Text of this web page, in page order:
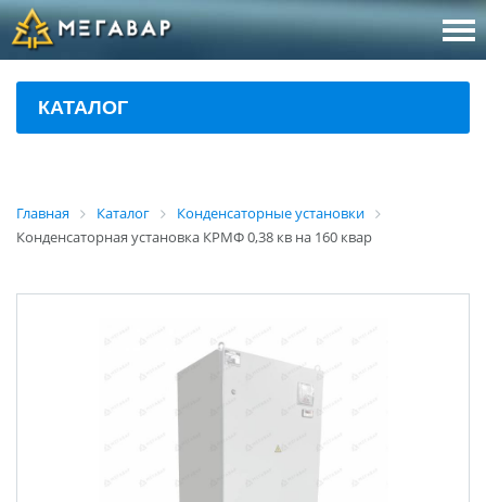
8
КАТАЛОГ
Главная Каталог
Конденсаторные установки
Конденсаторная установка КРМФ 0,38 кв на 160 квар